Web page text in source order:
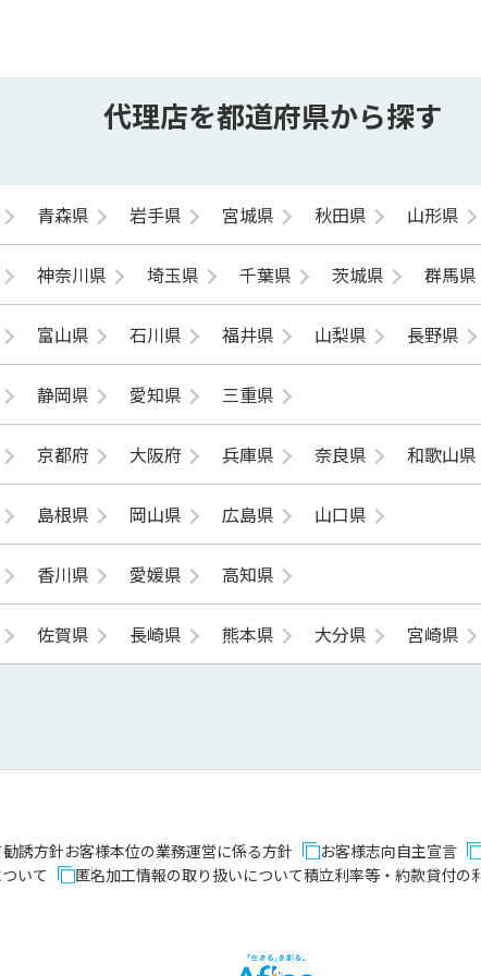
代理店を都道府県から探す
青森県 岩手県 宮城県 秋田県 山形県
神奈川県 埼玉県 千葉県 茨城県 群馬県
富山県 石川県 福井県 山梨県 長野県
静岡県 愛知県 三重県
京都府 大阪府 兵庫県 奈良県 和歌山県
島根県 岡山県 広島県 山口県
香川県 愛媛県 高知県
佐賀県 長崎県 熊本県 大分県 宮崎県
勧誘方針お客様本位の業務運営に係る方針 お客様志向自主宣言
いて 匿名加工情報の取り扱いについて積立利率等・約款貸付の